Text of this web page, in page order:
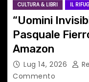
CULTURA & LIBRI IL
“Uomini
Pasquale
Amazon
Lug 14, 2026
Commento